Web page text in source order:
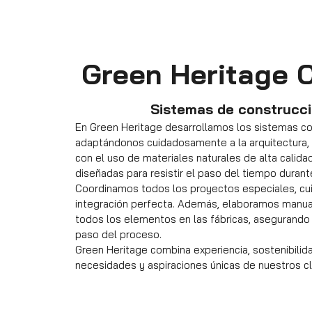
Green Heritage
Sistemas de
En Green Heritage desarrollamos los sistemas
adaptándonos cuidadosamente a la
con el uso de materiales naturales de alta
diseñadas para resistir el paso del tiempo
Coordinamos todos los proyectos especiales,
integración perfecta. Además, elaboramos
todos los elementos en las fábricas,
paso del proceso.
Green Heritage combina experiencia,
necesidades y aspiraciones únicas de nuestros